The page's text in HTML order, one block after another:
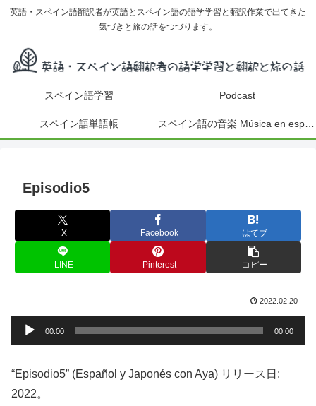
英語・スペイン語翻訳者が英語とスペイン語の語学学習と翻訳作業で出てきた
気づきと旅の話をつづります。
スペイン語学習 Podcast
スペイン語単語帳
Episodio5
X Facebook はてブ
LINE Pinterest コピー
2022.02.20
声
00:00 00:00
“Episodio5” (Español y Japonés con Aya) リリース日:
2022。